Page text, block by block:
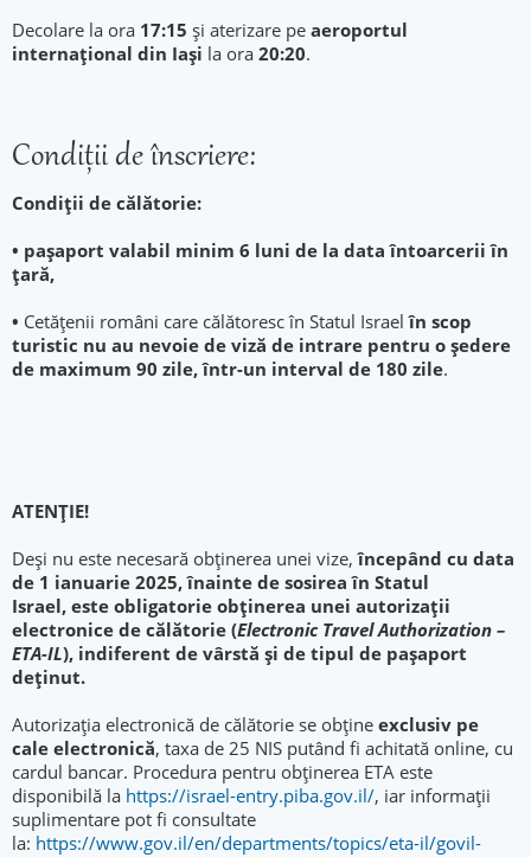
Decolare la ora 17:15 și aterizare pe aeroportul
internațional din Iași la ora 20:20.
Condiţii de înscriere:
Condiții de călătorie:
• paşaport valabil minim 6 luni de la data întoarcerii în
ţară,
• Cetățenii români care călătoresc în Statul Israelîn scop
turistic nu au nevoie de viză de intrare pentru o ședere
de maximum 90 zile, într-un interval de 180 zile.
ATENȚIE!
Deși nu este necesară obținerea unei vize, începând cu data
de 1 ianuarie 2025, înainte de sosirea în Statul
Israel, este obligatorie obținerea unei autorizații
electronice de călătorie (Electronic Travel Authorization –
ETA-IL), indiferent de vârstă și de tipul de pașaport
deținut.
Autorizația electronică de călătorie se obține exclusiv pe
cale electronică, taxa de 25 NIS putând fi achitată online, cu
cardul bancar. Procedura pentru obținerea ETA este
disponibilă la https://israel-entry.piba.gov.il/, iar informații
suplimentare pot fi consultate
la: https://www.gov.il/en/departments/topics/eta-il/govil-